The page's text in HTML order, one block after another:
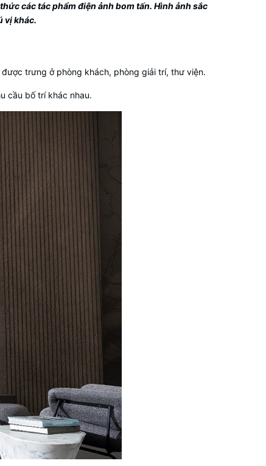
các tác phẩm điện ảnh bom tấn. Hình ảnh sắc
vị khác.
trưng ở phòng khách, phòng giải trí, thư viện.
cầu bố trí khác nhau.